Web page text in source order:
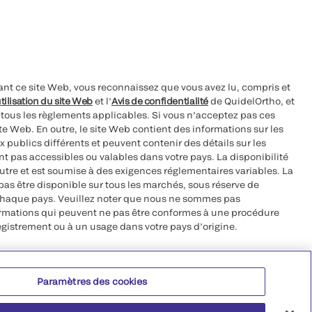
ce site Web, vous reconnaissez que vous avez lu, compris et
du site Webet l’Avis de confidentialitéde QuidelOrtho, et
les règlements applicables. Si vous n’acceptez pas ces
Web. En outre, le site Web contient des informations sur les
publics différents et peuvent contenir des détails sur les
pas accessibles ou valables dans votre pays. La disponibilité
et est soumise à des exigences réglementaires variables. La
être disponible sur tous les marchés, sous réserve de
pays. Veuillez noter que nous ne sommes pas
qui peuvent ne pas être conformes à une procédure
ou à un usage dans votre pays d’origine.
réservés.
92121, USA
Paramètres des cookies